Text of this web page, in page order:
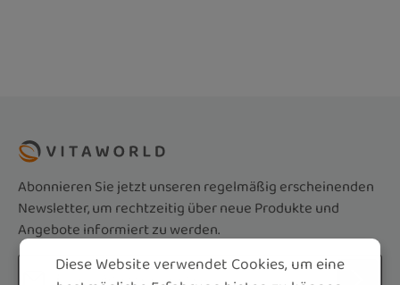
Abonnieren Sie jetzt unseren regelmäßig erscheinenden
Newsletter, um rechtzeitig über neue Produkte und
Angebote informiert zu werden.
E-Mail-Adresse*
Diese Website verwendet Cookies, um eine